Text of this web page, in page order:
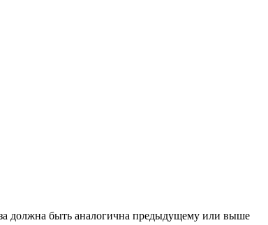
должна быть аналогична предыдущему или выше